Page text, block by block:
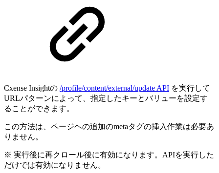
Cxense Insightの /profile/content/external/update API を実行して
URLパターンによって、指定したキーとバリューを設定す
ることができます。
この方法は、ページヘの追加のmetaタグの挿入作業は必要あ
りません。
※ 実行後に再クロール後に有効になります。APIを実行した
だけでは有効になりません。